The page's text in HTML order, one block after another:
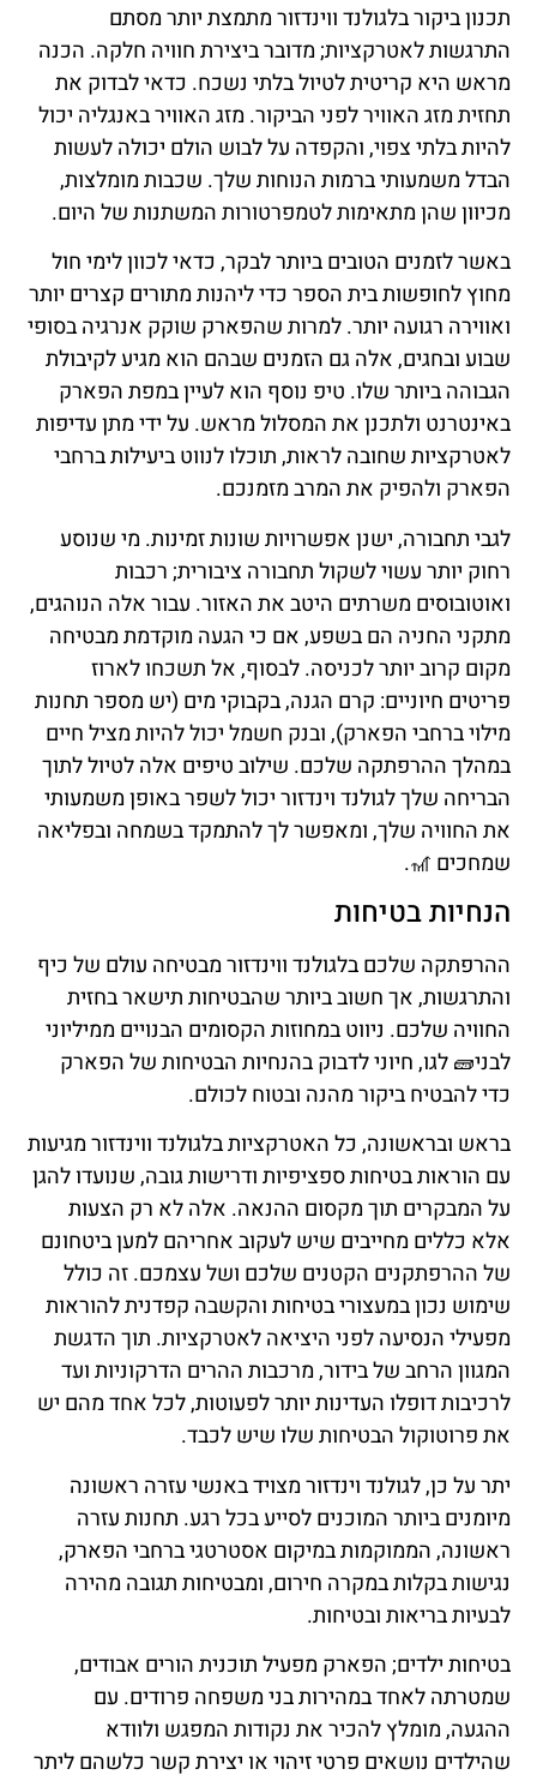
תכנון ביקור בלגולנד ווינדזור מתמצת יותר מסתם
התרגשות לאטרקציות; מדובר ביצירת חוויה חלקה. הכנה
מראש היא קריטית לטיול בלתי נשכח. כדאי לבדוק את
תחזית מזג האוויר לפני הביקור. מזג האוויר באנגליה יכול
להיות בלתי צפוי, והקפדה על לבוש הולם יכולה לעשות
הבדל משמעותי ברמות הנוחות שלך. שכבות מומלצות,
מכיוון שהן מתאימות לטמפרטורות המשתנות של היום.
באשר לזמנים הטובים ביותר לבקר, כדאי לכוון לימי חול
מחוץ לחופשות בית הספר כדי ליהנות מתורים קצרים יותר
ואווירה רגועה יותר. למרות שהפארק שוקק אנרגיה בסופי
שבוע ובחגים, אלה גם הזמנים שבהם הוא מגיע לקיבולת
הגבוהה ביותר שלו. טיפ נוסף הוא לעיין במפת הפארק
באינטרנט ולתכנן את המסלול מראש. על ידי מתן עדיפות
לאטרקציות שחובה לראות, תוכלו לנווט ביעילות ברחבי
הפארק ולהפיק את המרב מזמנכם.
לגבי תחבורה, ישנן אפשרויות שונות זמינות. מי שנוסע
רחוק יותר עשוי לשקול תחבורה ציבורית; רכבות
ואוטובוסים משרתים היטב את האזור. עבור אלה הנוהגים,
מתקני החניה הם בשפע, אם כי הגעה מוקדמת מבטיחה
מקום קרוב יותר לכניסה. לבסוף, אל תשכחו לארוז
פריטים חיוניים: קרם הגנה, בקבוקי מים (יש מספר תחנות
מילוי ברחבי הפארק), ובנק חשמל יכול להיות מציל חיים
במהלך ההרפתקה שלכם. שילוב טיפים אלה לטיול לתוך
הבריחה שלך לגולנד וינדזור יכול לשפר באופן משמעותי
את החוויה שלך, ומאפשר לך להתמקד בשמחה ובפליאה
שמחכים 🎢.
הנחיות בטיחות
ההרפתקה שלכם בלגולנד ווינדזור מבטיחה עולם של כיף
והתרגשות, אך חשוב ביותר שהבטיחות תישאר בחזית
החוויה שלכם. ניווט במחוזות הקסומים הבנויים ממיליוני
לבני🧱 לגו, חיוני לדבוק בהנחיות הבטיחות של הפארק
כדי להבטיח ביקור מהנה ובטוח לכולם.
בראש ובראשונה, כל האטרקציות בלגולנד ווינדזור מגיעות
עם הוראות בטיחות ספציפיות ודרישות גובה, שנועדו להגן
על המבקרים תוך מקסום ההנאה. אלה לא רק הצעות
אלא כללים מחייבים שיש לעקוב אחריהם למען ביטחונם
של ההרפתקנים הקטנים שלכם ושל עצמכם. זה כולל
שימוש נכון במעצורי בטיחות והקשבה קפדנית להוראות
מפעילי הנסיעה לפני היציאה לאטרקציות. תוך הדגשת
המגוון הרחב של בידור, מרכבות ההרים הדרקוניות ועד
לרכיבות דופלו העדינות יותר לפעוטות, לכל אחד מהם יש
את פרוטוקול הבטיחות שלו שיש לכבד.
יתר על כן, לגולנד וינדזור מצויד באנשי עזרה ראשונה
מיומנים ביותר המוכנים לסייע בכל רגע. תחנות עזרה
ראשונה, הממוקמות במיקום אסטרטגי ברחבי הפארק,
נגישות בקלות במקרה חירום, ומבטיחות תגובה מהירה
לבעיות בריאות ובטיחות.
בטיחות ילדים; הפארק מפעיל תוכנית הורים אבודים,
שמטרתה לאחד במהירות בני משפחה פרודים. עם
ההגעה, מומלץ להכיר את נקודות המפגש ולוודא
שהילדים נושאים פרטי זיהוי או יצירת קשר כלשהם ליתר